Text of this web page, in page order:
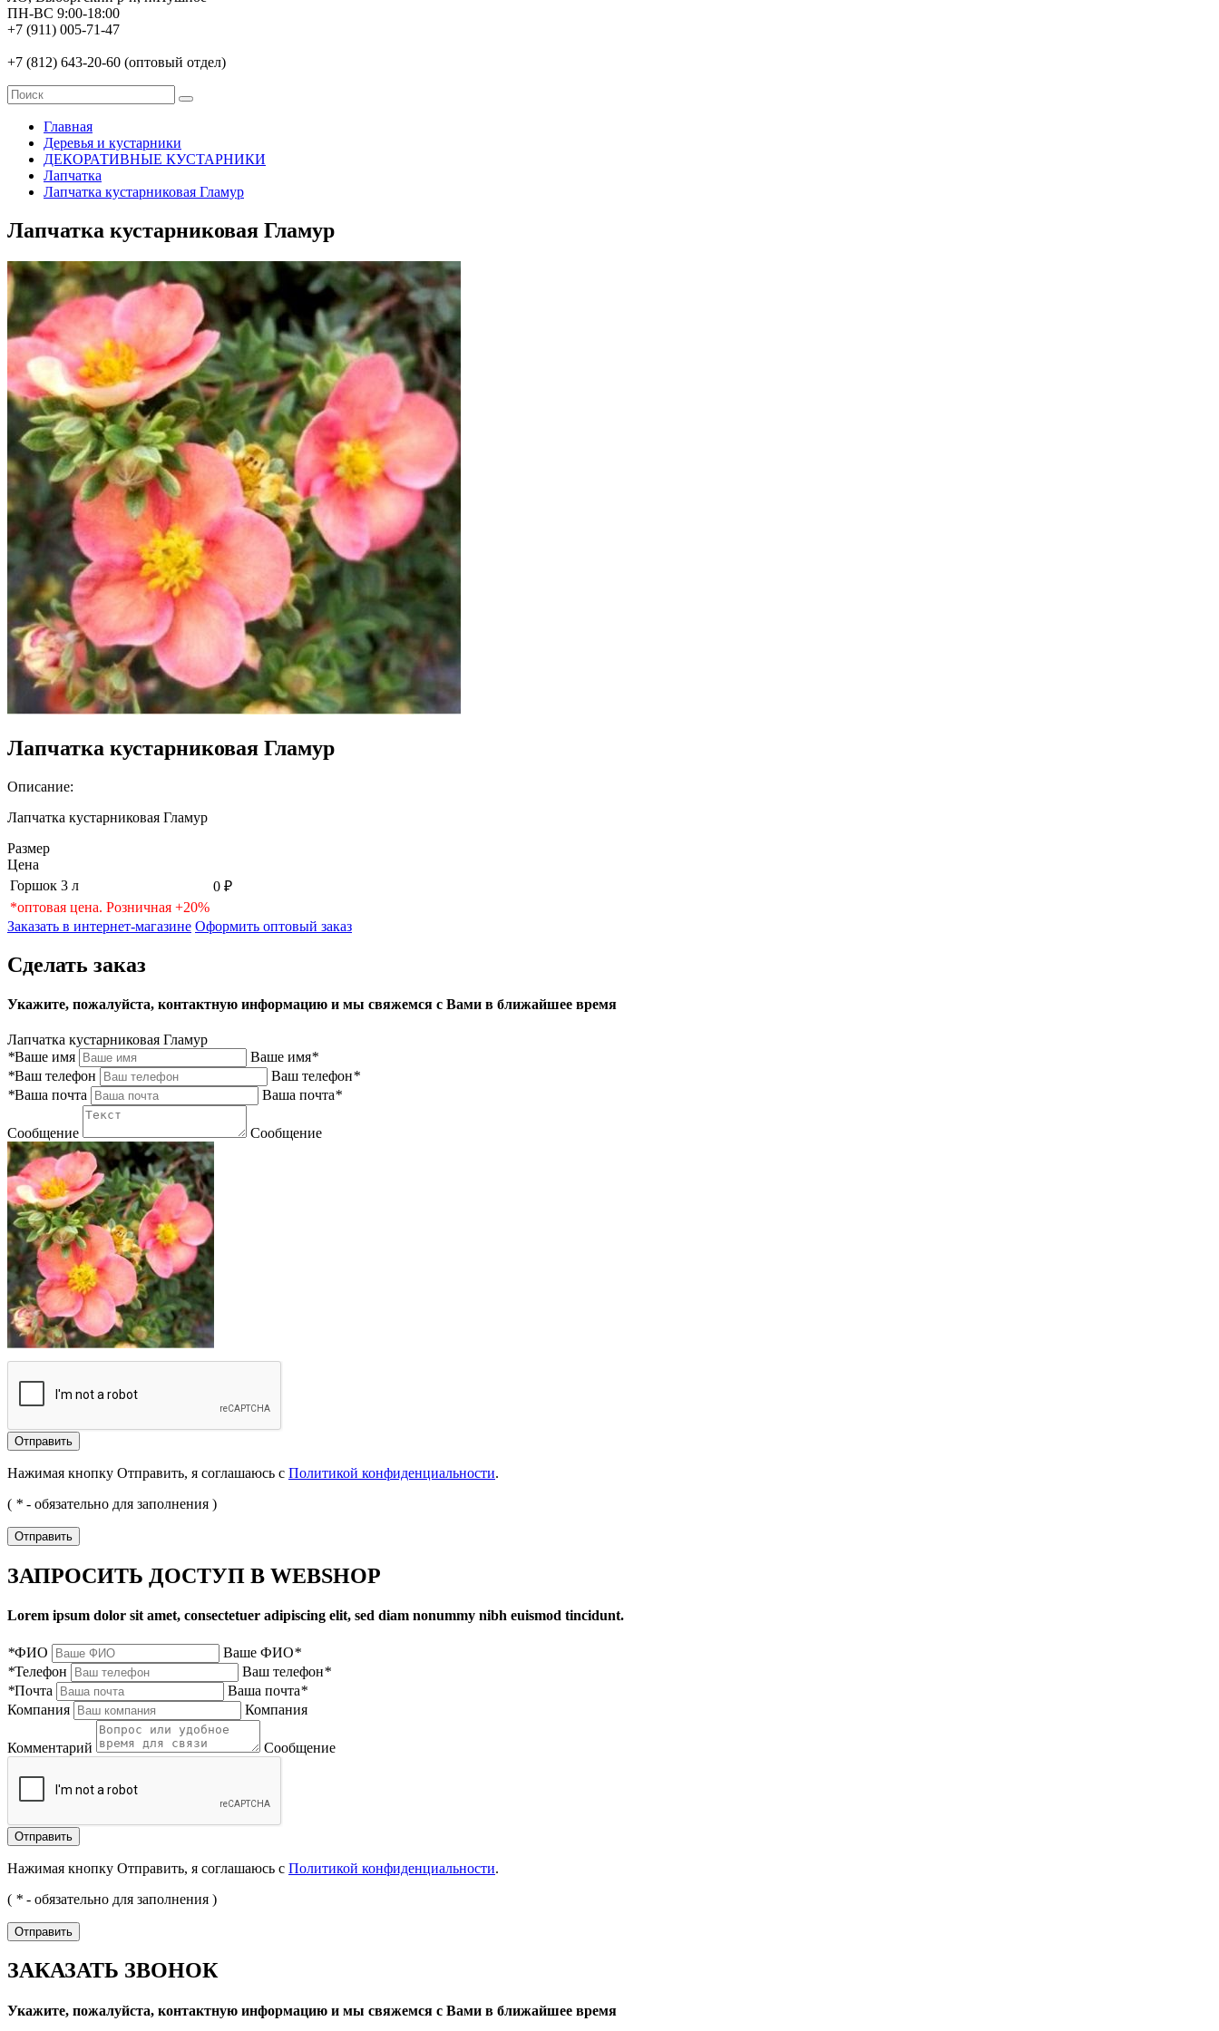
ПН-ВС 9:00-18:00
+7 (911) 005-71-47
+7 (812) 643-20-60 (оптовый отдел)
Главная
Деревья и кустарники
ДЕКОРАТИВНЫЕ КУСТАРНИКИ
Лапчатка
Лапчатка кустарниковая Гламур
Лапчатка кустарниковая Гламур
Лапчатка кустарниковая Гламур
Описание:
Лапчатка кустарниковая Гламур
Размер
Цена
Горшок 3 л
0 ₽
*оптовая цена. Розничная +20%
Заказать в интернет-магазине Оформить оптовый заказ
Сделать заказ
Укажите, пожалуйста, контактную информацию и мы свяжемся с Вами в ближайшее время
Лапчатка кустарниковая Гламур
*Ваше имя Ваше имя*
*Ваш телефон Ваш телефон*
*Ваша почта Ваша почта*
Сообщение Сообщение
Отправить
Нажимая кнопку Отправить, я соглашаюсь с Политикой конфиденциальности.
( * - обязательно для заполнения )
Отправить
ЗАПРОСИТЬ ДОСТУП В WEBSHOP
Lorem ipsum dolor sit amet, consectetuer adipiscing elit, sed diam nonummy nibh euismod tincidunt.
*ФИО Ваше ФИО*
*Телефон Ваш телефон*
*Почта Ваша почта*
Компания
Компания
Комментарий Сообщение
Нажимая кнопку Отправить, я соглашаюсь с Политикой конфиденциальности.
( * - обязательно для заполнения )
ЗАКАЗАТЬ ЗВОНОК
Укажите, пожалуйста, контактную информацию и мы свяжемся с Вами в ближайшее время